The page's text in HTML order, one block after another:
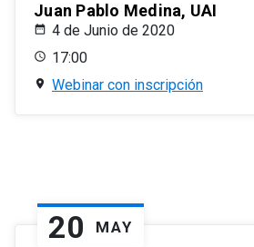
Juan Pablo Medina, UAI
4 de Junio de 2020
17:00
Webinar con inscripción
20 MAY